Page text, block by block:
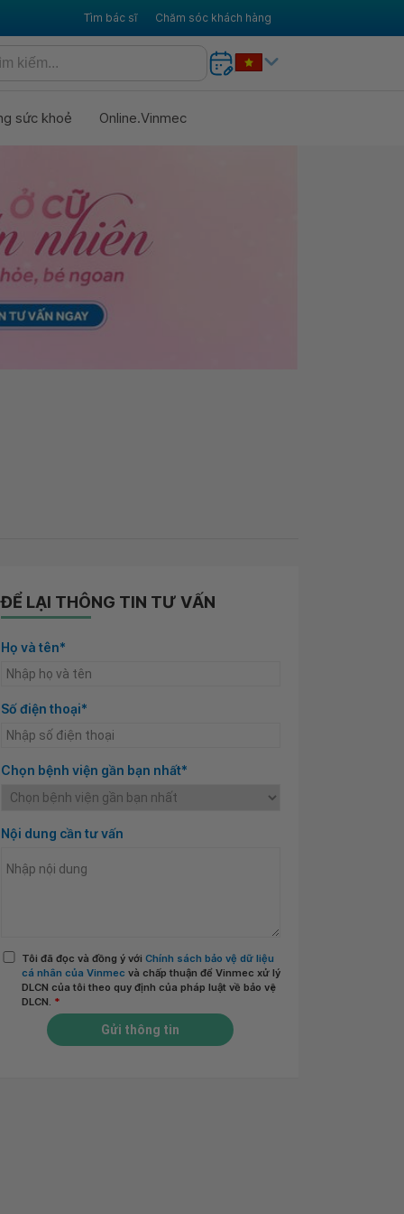
Tìm bác sĩ Chăm sóc khách hàng
sức khoẻ Online.Vinmec
ĐỂ LẠI THÔNG TIN TƯ VẤN
Họ và tên*
Số điện thoại*
Chọn bệnh viện gần bạn nhất*
Nội dung cần tư vấn
Tôi đã đọc và đồng ý với Chính sách bảo vệ dữ liệu
cá nhân của Vinmec và chấp thuận để Vinmec xử lý
DLCN của tôi theo quy định của pháp luật về bảo vệ
DLCN. *
Gửi thông tin